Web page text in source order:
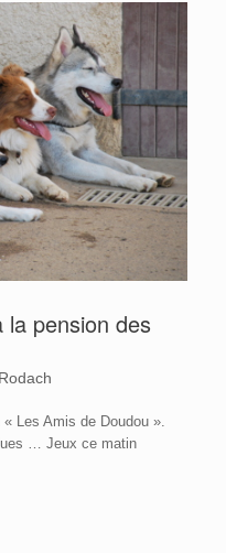
la pension des
« Les Amis de Doudou ».
… Jeux ce matin